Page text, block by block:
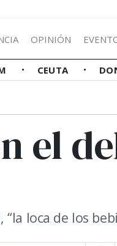
OPINIÓN
CEUTA
el
loca de los